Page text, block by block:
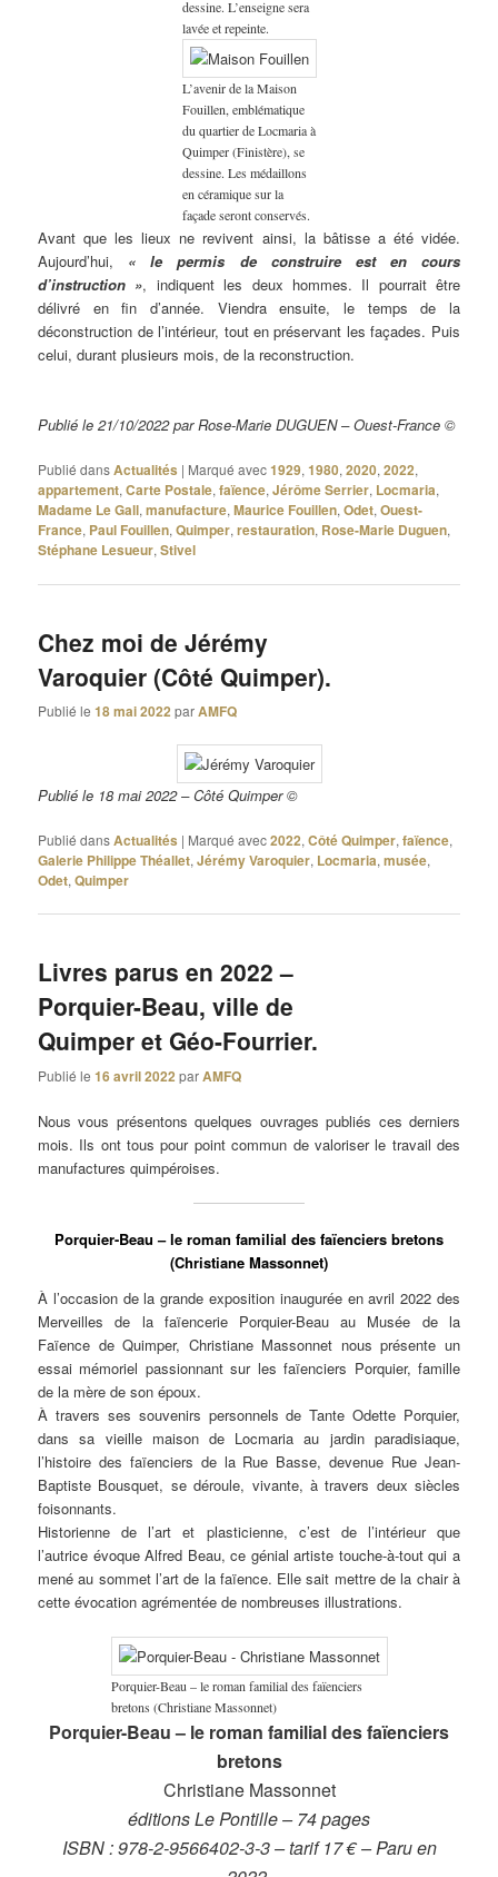
dessine. L’enseigne sera
lavée et repeinte.
L’avenir de la Maison
Fouillen, emblématique
du quartier de Locmaria à
Quimper (Finistère), se
dessine. Les médaillons
en céramique sur la
façade seront conservés.
Avant que les lieux ne revivent ainsi, la bâtisse a été vidée.
Aujourd’hui, « le permis de construire est en cours
d’instruction », indiquent les deux hommes. Il pourrait être
délivré en fin d’année. Viendra ensuite, le temps de la
déconstruction de l’intérieur, tout en préservant les façades. Puis
celui, durant plusieurs mois, de la reconstruction.
Publié le 21/10/2022 par Rose-Marie DUGUEN – Ouest-France ©
Publié dansActualités | Marqué avec1929,1980,2020,2022,
appartement,Carte Postale,faïence,Jérôme Serrier, Locmaria,
Madame Le Gall,manufacture,Maurice Fouillen,Odet,Ouest-
France, Paul Fouillen,Quimper,restauration, Rose-Marie Duguen,
Stéphane Lesueur,Stivel
Chez moi de Jérémy
Varoquier (Côté Quimper).
Publié le18 mai 2022 parAMFQ
Publié le 18 mai 2022 – Côté Quimper ©
Publié dansActualités | Marqué avec2022,Côté Quimper,faïence,
Galerie Philippe Théallet,Jérémy Varoquier, Locmaria,musée,
Odet,Quimper
Livres parus en 2022 –
Porquier-Beau, ville de
Quimper et Géo-Fourrier.
Publié le16 avril 2022 parAMFQ
Nous vous présentons quelques ouvrages publiés ces derniers
mois. Ils ont tous pour point commun de valoriser le travail des
manufactures quimpéroises.
Porquier-Beau – le roman familial des faïenciers bretons
(Christiane Massonnet)
À l’occasion de la grande exposition inaugurée en avril 2022 des
Merveilles de la faïencerie Porquier-Beau au Musée de la
Faïence de Quimper, Christiane Massonnet nous présente un
essai mémoriel passionnant sur les faïenciers Porquier, famille
de la mère de son époux.
À travers ses souvenirs personnels de Tante Odette Porquier,
dans sa vieille maison de Locmaria au jardin paradisiaque,
l’histoire des faïenciers de la Rue Basse, devenue Rue Jean-
Baptiste Bousquet, se déroule, vivante, à travers deux siècles
foisonnants.
Historienne de l’art et plasticienne, c’est de l’intérieur que
l’autrice évoque Alfred Beau, ce génial artiste touche-à-tout qui a
mené au sommet l’art de la faïence. Elle sait mettre de la chair à
cette évocation agrémentée de nombreuses illustrations.
Porquier-Beau – le roman familial des faïenciers
bretons (Christiane Massonnet)
Porquier-Beau – le roman familial des faïenciers
bretons
Christiane Massonnet
éditions Le Pontille– 74 pages
ISBN : 978-2-9566402-3-3 – tarif 17 € – Paru en